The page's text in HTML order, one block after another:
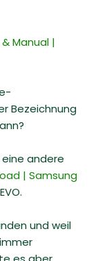
Manual |
Bezeichnung
andere
| Samsung
und weil